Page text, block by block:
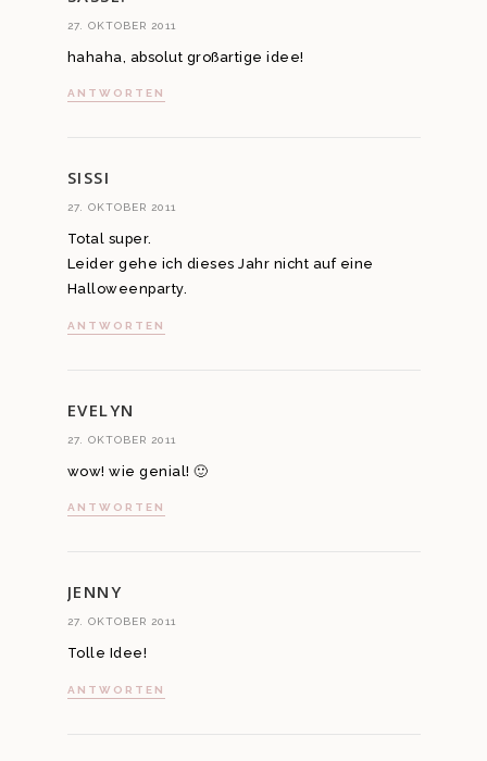
27. OKTOBER 2011
hahaha, absolut großartige idee!
ANTWORTEN
SISSI
27. OKTOBER 2011
Total super.
Leider gehe ich dieses Jahr nicht auf eine
Halloweenparty.
ANTWORTEN
EVELYN
27. OKTOBER 2011
wow! wie genial! 🙂
ANTWORTEN
JENNY
27. OKTOBER 2011
Tolle Idee!
ANTWORTEN